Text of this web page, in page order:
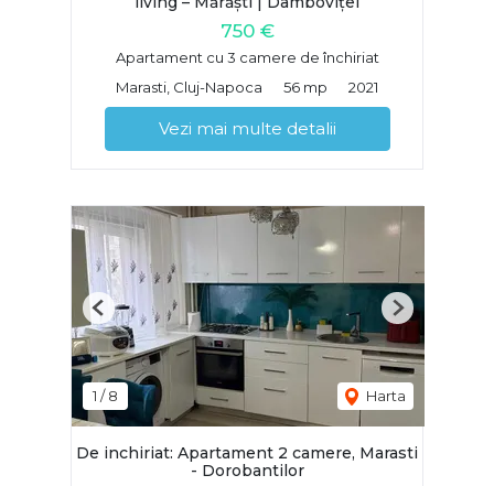
750 €
Apartament cu 3 camere de închiriat
Marasti, Cluj-Napoca
56 mp 2021
Vezi mai multe detalii
1 /8 Harta
Previous Next
De inchiriat: Apartament 2 camere, Marasti
- Dorobantilor